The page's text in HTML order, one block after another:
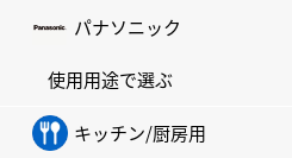
パナソニック
使用用途で選ぶ
キッチン/厨房用